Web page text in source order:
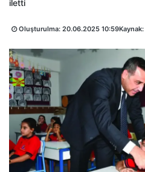
iletti
Oluşturulma: 20.06.2025 10:59Kaynak: